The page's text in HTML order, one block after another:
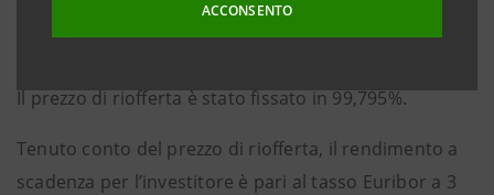
ACCONSENTO
pari al tasso Euribor a 3 mesi + 110 punti base per
Il prezzo di riofferta è stato fissato in 99,795%.
Tenuto conto del prezzo di riofferta, il rendimento a
scadenza per l’investitore è pari al tasso Euribor a 3